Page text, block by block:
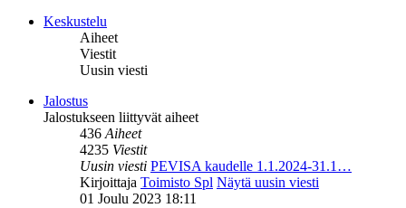
Keskustelu
Aiheet
Viestit
Uusin viesti
Jalostus
Jalostukseen liittyvät aiheet
436Aiheet
4235 Viestit
Uusin viesti PEVISA kaudelle 1.1.2024-31.1…
Kirjoittaja Toimisto Spl Näytä uusin viesti
01 Joulu 2023 18:11